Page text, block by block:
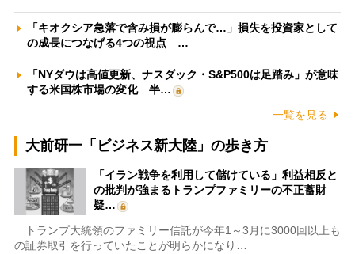
「キオクシア急落で含み損が膨らんで…」損失を投資家として
の成長につなげる4つの視点 …
「NYダウは高値更新、ナスダック・S&P500は足踏み」が意味
する米国株市場の変化 半…
一覧を見る
大前研一「ビジネス新大陸」の歩き方
「イラン戦争を利用して儲けている」利益相反と
の批判が強まるトランプファミリーの不正蓄財
疑…
トランプ大統領のファミリー信託が今年1～3月に3000回以上も
の証券取引を行っていたことが明らかになり…